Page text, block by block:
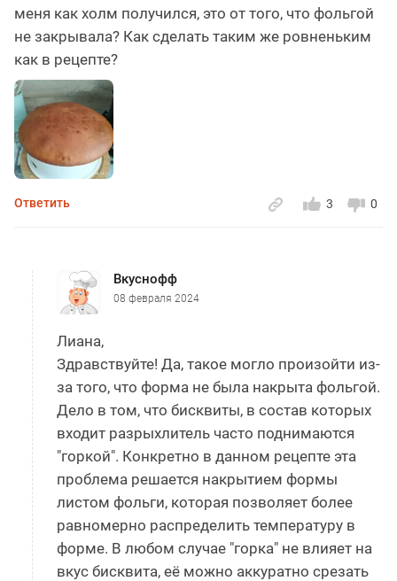
меня как холм получился, это от того, что фольгой
не закрывала? Как сделать таким же ровненьким
как в рецепте?
0
3
Ответить
Вкуснофф
08 февраля 2024
Лиана,
Здравствуйте! Да, такое могло произойти из-
за того, что форма не была накрыта фольгой.
Дело в том, что бисквиты, в состав которых
входит разрыхлитель часто поднимаются
"горкой". Конкретно в данном рецепте эта
проблема решается накрытием формы
листом фольги, которая позволяет более
равномерно распределить температуру в
форме. В любом случае "горка" не влияет на
вкус бисквита, её можно аккуратно срезать